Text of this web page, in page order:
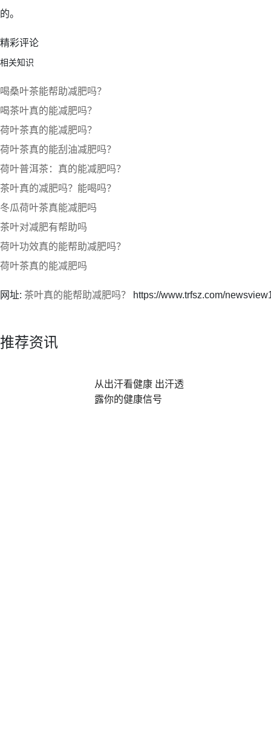
的。
精彩评论
相关知识
喝桑叶茶能帮助减肥吗？
喝茶叶真的能减肥吗？
荷叶茶真的能减肥吗？
荷叶茶真的能刮油减肥吗？
荷叶普洱茶：真的能减肥吗？
茶叶真的减肥吗？能喝吗？
冬瓜荷叶茶真能减肥吗
茶叶对减肥有帮助吗
荷叶功效真的能帮助减肥吗？
荷叶茶真的能减肥吗
网址: 茶叶真的能帮助减肥吗？ https://www.trfsz.com/
推荐资讯
从出汗看健康 出汗透
露你的健康信号